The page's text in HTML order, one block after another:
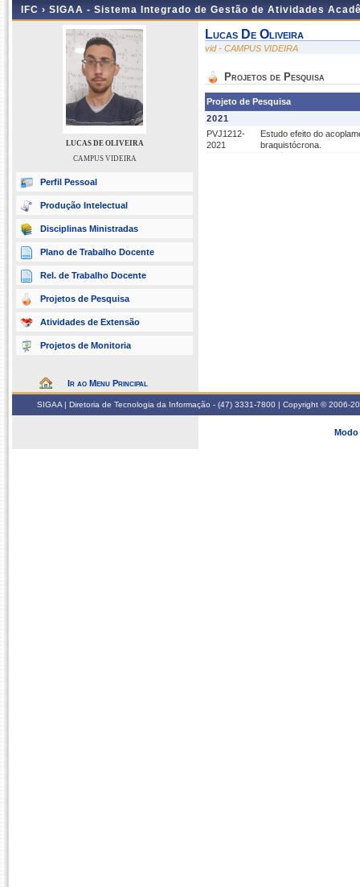
IFC › SIGAA - Sistema Integrado de Gestão de Atividades
LUCAS DE OLIVEIRA
CAMPUS VIDEIRA
Perfil Pessoal
Produção Intelectual
Disciplinas Ministradas
Plano de Trabalho Docente
Rel. de Trabalho Docente
Projetos de Pesquisa
Atividades de Extensão
Projetos de Monitoria
Ir ao Menu Principal
Lucas De Oliveira
vid - CAMPUS VIDEIRA
Projetos de Pesquisa
Projeto de Pesquisa
2021
PVJ1212-
2021
Estudo efeito do
braquistócrona.
SIGAA | Diretoria de Tecnologia da Informação - (47) 3331-7800 | Copyright © 2006-
Modo